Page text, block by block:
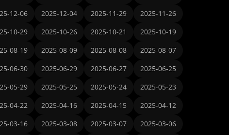
12-06 2025-12-04 2025-11-29
2025-11-26
10-29 2025-10-26 2025-10-21
2025-10-19
08-19 2025-08-09 2025-08-08
2025-08-07
06-30 2025-06-29 2025-06-27
2025-06-25
05-29 2025-05-25 2025-05-24
2025-05-23
04-22 2025-04-16 2025-04-15
2025-04-12
03-16 2025-03-08 2025-03-07
2025-03-06